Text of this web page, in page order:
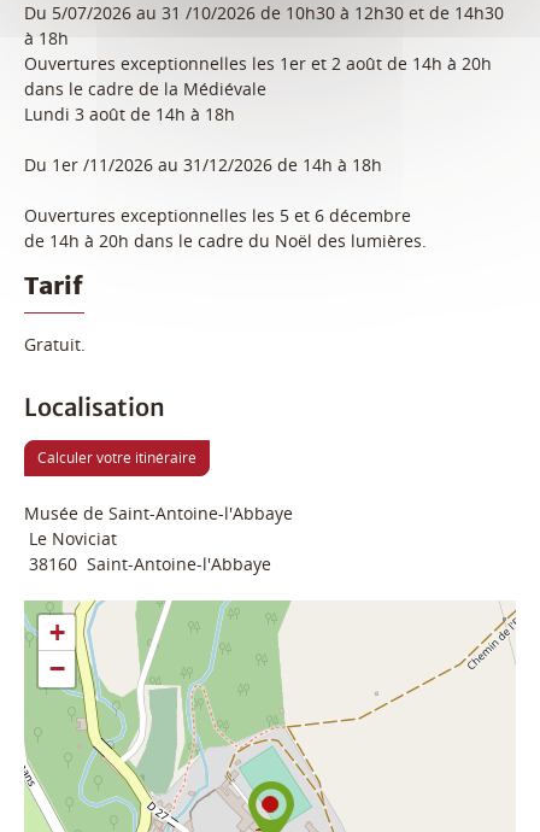
Du 5/07/2026 au 31 /10/2026 de 10h30 à 12h30 et de 14h30
à 18h
Ouvertures exceptionnelles les 1er et 2 août de 14h à 20h
dans le cadre de la Médiévale
Lundi 3 août de 14h à 18h
Du 1er /11/2026 au 31/12/2026 de 14h à 18h
Ouvertures exceptionnelles les 5 et 6 décembre
de 14h à 20h dans le cadre du Noël des lumières.
Tarif
Gratuit.
Localisation
Calculer votre itinéraire
Musée de Saint-Antoine-l'Abbaye
Le Noviciat
38160 Saint-Antoine-l'Abbaye
+
−